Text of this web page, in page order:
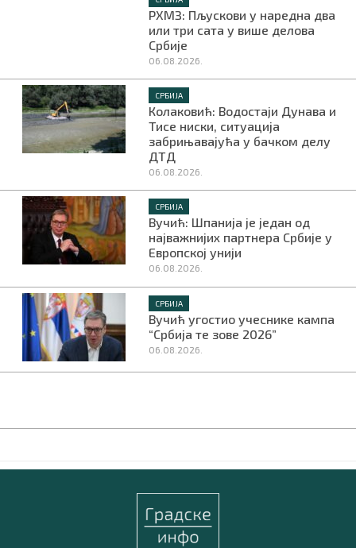
РХМЗ: Пљускови у наредна два
или три сата у више делова
Србије
06.08.2026.
СРБИЈА
Колаковић: Водостаји Дунава и
Тисе ниски, ситуација
забрињавајућа у бачком делу
ДТД
06.08.2026.
СРБИЈА
Вучић: Шпанија је један од
најважнијих партнера Србије у
Европској унији
06.08.2026.
СРБИЈА
Вучић угостио учеснике кампа
“Србија те зове 2026”
06.08.2026.